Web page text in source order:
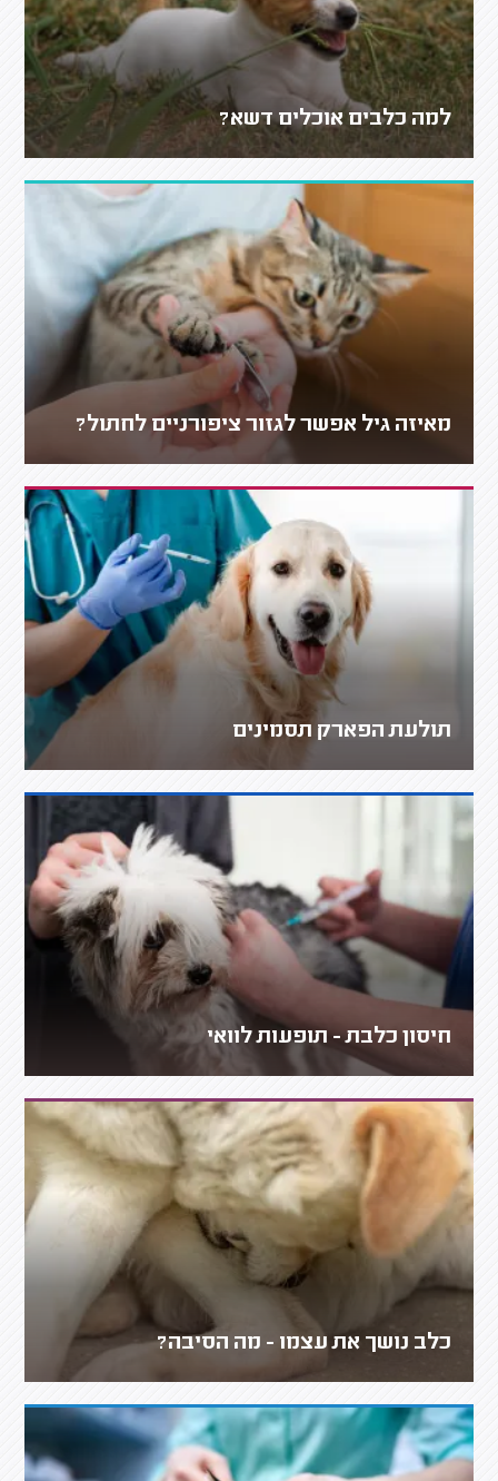
למה כלבים אוכלים דשא?
מאיזה גיל אפשר לגזור ציפורניים לחתול?
תולעת הפארק תסמינים
חיסון כלבת - תופעות לוואי
כלב נושך את עצמו - מה הסיבה?